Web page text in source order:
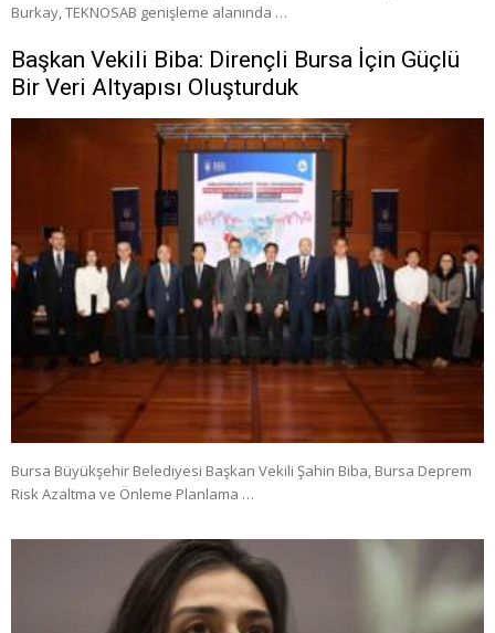
Burkay, TEKNOSAB genişleme alanında …
Başkan Vekili Biba: Dirençli Bursa İçin Güçlü
Bir Veri Altyapısı Oluşturduk
Bursa Büyükşehir Belediyesi Başkan Vekili Şahin Biba, Bursa Deprem
Risk Azaltma ve Önleme Planlama …